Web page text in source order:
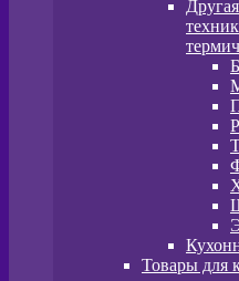
Товары для